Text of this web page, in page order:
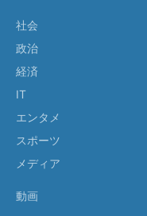
社会
政治
経済
IT
エンタメ
スポーツ
メディア
動画